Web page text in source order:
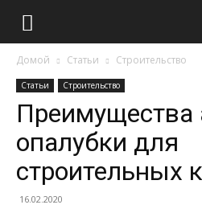
Домой Статьи Строительство
Статьи Строительство
Преимущества
опалубки для
строительных
16.02.2020